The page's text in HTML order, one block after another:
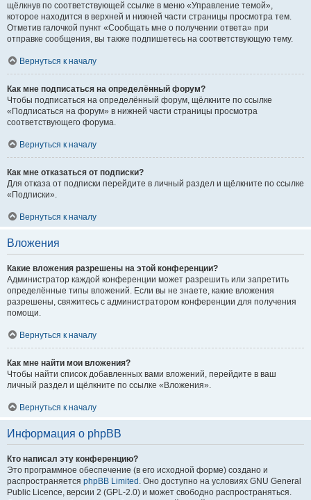
щёлкнув по соответствующей ссылке в меню «Управление темой»,
которое находится в верхней и нижней части страницы просмотра тем.
Отметив галочкой пункт «Сообщать мне о получении ответа» при
отправке сообщения, вы также подпишетесь на соответствующую тему.
Вернуться к началу
Как мне подписаться на определённый форум?
Чтобы подписаться на определённый форум, щёлкните по ссылке
«Подписаться на форум» в нижней части страницы просмотра
соответствующего форума.
Вернуться к началу
Как мне отказаться от подписки?
Для отказа от подписки перейдите в личный раздел и щёлкните по ссылке
«Подписки».
Вернуться к началу
Вложения
Какие вложения разрешены на этой конференции?
Администратор каждой конференции может разрешить или запретить
определённые типы вложений. Если вы не знаете, какие вложения
разрешены, свяжитесь с администратором конференции для получения
помощи.
Вернуться к началу
Как мне найти мои вложения?
Чтобы найти список добавленных вами вложений, перейдите в ваш
личный раздел и щёлкните по ссылке «Вложения».
Вернуться к началу
Информация о phpBB
Кто написал эту конференцию?
Это программное обеспечение (в его исходной форме) создано и
распространяется phpBB Limited . Оно доступно на условиях GNU General
Public Licence, версии 2 (GPL-2.0) и может свободно распространяться.